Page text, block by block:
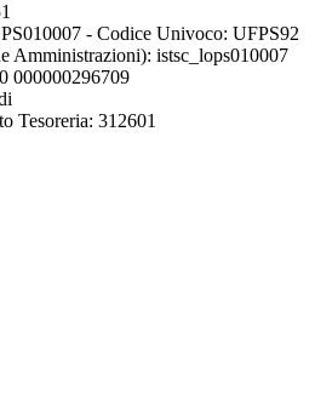
- Codice Univoco: UFPS92
Amministrazioni): istsc_lops010007
000000296709
Tesoreria: 312601